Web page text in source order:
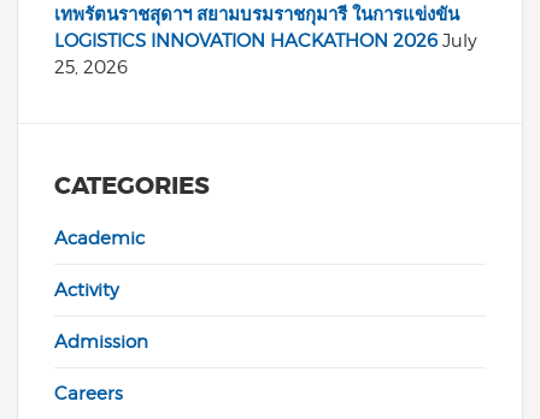
เทพรัตนราชสุดาฯ สยามบรมราชกุมารี ในการแข่งขัน
LOGISTICS INNOVATION HACKATHON 2026 July
25, 2026
CATEGORIES
Academic
Activity
Admission
Careers